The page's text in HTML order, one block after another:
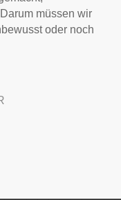
müssen wir
oder noch